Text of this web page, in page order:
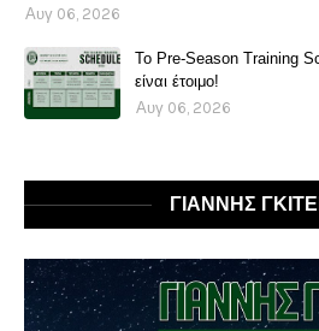
Αυγ 06, 2026
Το Pre-Season Training
είναι έτοιμο!
Αυγ 06, 2026
ΓΙΑΝΝΗΣ